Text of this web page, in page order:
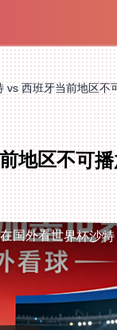
vs 西班牙当前地区
地区不可
在国外看世界杯沙